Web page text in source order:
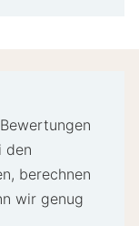
verlangt.
an.
und
den
berechnen
wir genug